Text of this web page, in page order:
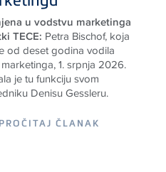
u vodstvu marketinga
TECE:Petra Bischof, koja
od deset godina vodila
1. srpnja 2026.
je tu funkciju svom
Denisu Gessleru.